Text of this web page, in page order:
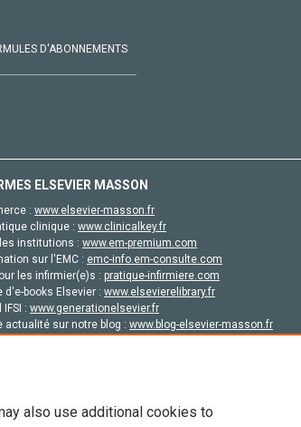
D'ABONNEMENTS
ELSEVIER MASSON
: www.elsevier-masson.fr
clinique : www.clinicalkey.fr
institutions : www.em-premium.com
sur l'EMC : emc-info.em-consulte.com
les infirmier(e)s : pratique-infirmiere.com
d'e-books Elsevier : www.elsevierelibrary.fr
: www.generationelsevier.fr
actualité sur notre blog : www.blog-elsevier-masson.fr
also use additional cookies to